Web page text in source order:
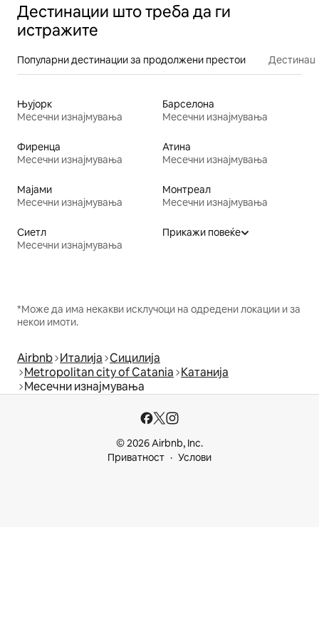
Дестинации што треба да ги
истражите
Популарни дестинации за продолжени престои
Њујорк
Месечни изнајмувања
Барселона
Месечни изнајмувања
Фиренца
Месечни изнајмувања
Атина
Месечни изнајмувања
Мајами
Месечни изнајмувања
Монтреал
Месечни изнајмувања
Сиетл
Месечни изнајмувања
Прикажи повеќе
*Може да има некакви исклучоци на одредени локации и за
некои имоти.
Airbnb Италија Сицилија
Metropolitan city of Catania Катанија
Месечни изнајмувања
© 2026 Airbnb, Inc.
Приватност
Услови